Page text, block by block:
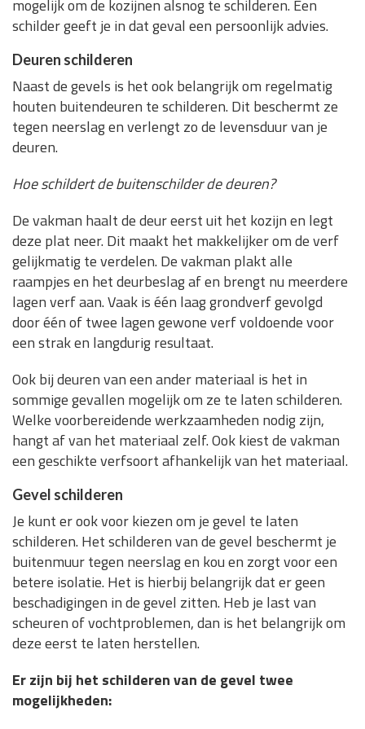
mogelijk om de kozijnen alsnog te schilderen. Een
schilder geeft je in dat geval een persoonlijk advies.
Deuren schilderen
Naast de gevels is het ook belangrijk om regelmatig
houten buitendeuren te schilderen. Dit beschermt ze
tegen neerslag en verlengt zo de levensduur van je
deuren.
Hoe schildert de buitenschilder de deuren?
De vakman haalt de deur eerst uit het kozijn en legt
deze plat neer. Dit maakt het makkelijker om de verf
gelijkmatig te verdelen. De vakman plakt alle
raampjes en het deurbeslag af en brengt nu meerdere
lagen verf aan. Vaak is één laag grondverf gevolgd
door één of twee lagen gewone verf voldoende voor
een strak en langdurig resultaat.
Ook bij deuren van een ander materiaal is het in
sommige gevallen mogelijk om ze te laten schilderen.
Welke voorbereidende werkzaamheden nodig zijn,
hangt af van het materiaal zelf. Ook kiest de vakman
een geschikte verfsoort afhankelijk van het materiaal.
Gevel schilderen
Je kunt er ook voor kiezen om je gevel te laten
schilderen. Het schilderen van de gevel beschermt je
buitenmuur tegen neerslag en kou en zorgt voor een
betere isolatie. Het is hierbij belangrijk dat er geen
beschadigingen in de gevel zitten. Heb je last van
scheuren of vochtproblemen, dan is het belangrijk om
deze eerst te laten herstellen.
Er zijn bij het schilderen van de gevel twee
mogelijkheden: